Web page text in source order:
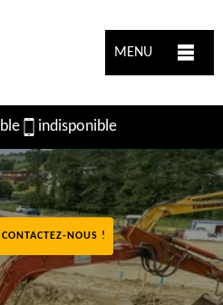
MENU
indisponible
CONTACTEZ-NOUS !